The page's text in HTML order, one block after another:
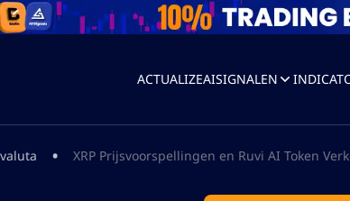
ACTUALIZEAISIGNALEN
• XRP Prijsvoorspellingen en Ruvi AI Token